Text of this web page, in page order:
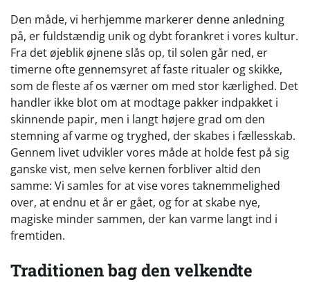
Den måde, vi herhjemme markerer denne anledning
på, er fuldstændig unik og dybt forankret i vores kultur.
Fra det øjeblik øjnene slås op, til solen går ned, er
timerne ofte gennemsyret af faste ritualer og skikke,
som de fleste af os værner om med stor kærlighed. Det
handler ikke blot om at modtage pakker indpakket i
skinnende papir, men i langt højere grad om den
stemning af varme og tryghed, der skabes i fællesskab.
Gennem livet udvikler vores måde at holde fest på sig
ganske vist, men selve kernen forbliver altid den
samme: Vi samles for at vise vores taknemmelighed
over, at endnu et år er gået, og for at skabe nye,
magiske minder sammen, der kan varme langt ind i
fremtiden.
Traditionen bag den velkendte